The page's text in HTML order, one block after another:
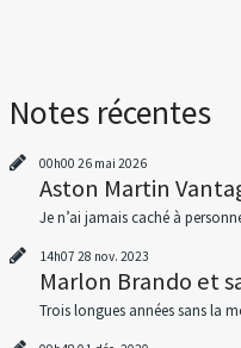
Notes récentes
00h00 26 mai 2026
Aston Martin
Je n’ai jamais caché à
14h07 28 nov. 2023
Marlon Brando et
Trois longues années sans la